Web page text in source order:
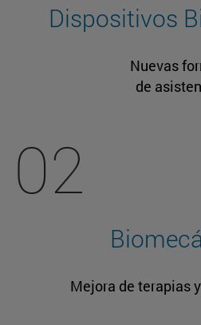
Dispositivos
Nuevas
de
02
Mejora de terapias